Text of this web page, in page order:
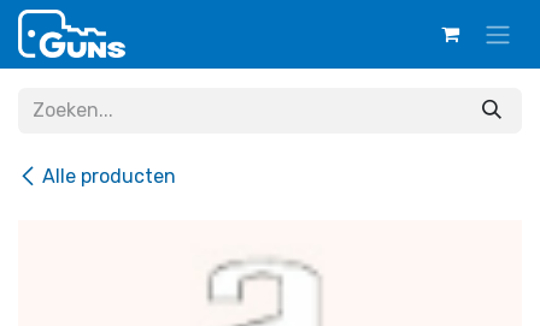
Overslaan naar inhoud
Alle producten